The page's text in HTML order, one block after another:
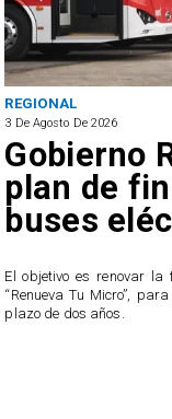
REGIONAL
3 De Agosto De 2026
Gobierno
plan de
buses
El objetivo es renovar
“Renueva Tu Micro”,
plazo de dos años.